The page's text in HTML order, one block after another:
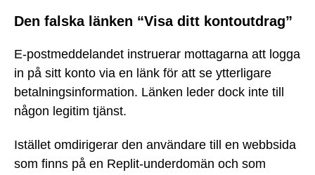
Den falska länken “Visa ditt kontoutdrag”
E-postmeddelandet instruerar mottagarna att logga
in på sitt konto via en länk för att se ytterligare
betalningsinformation. Länken leder dock inte till
någon legitim tjänst.
Istället omdirigerar den användare till en webbsida
som finns på en Replit-underdomän och som